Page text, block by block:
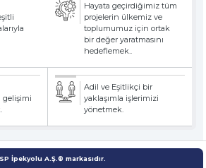
Hayata geçirdiğimiz tüm
projelerin ülkemiz ve
toplumumuz için ortak
bir değer yaratmasını
hedeflemek..
gelişimi
Adil ve Eşitlikçi bir
yaklaşımla işlerimizi
yönetmek.
İpekyolu A.Ş.® markasıdır.